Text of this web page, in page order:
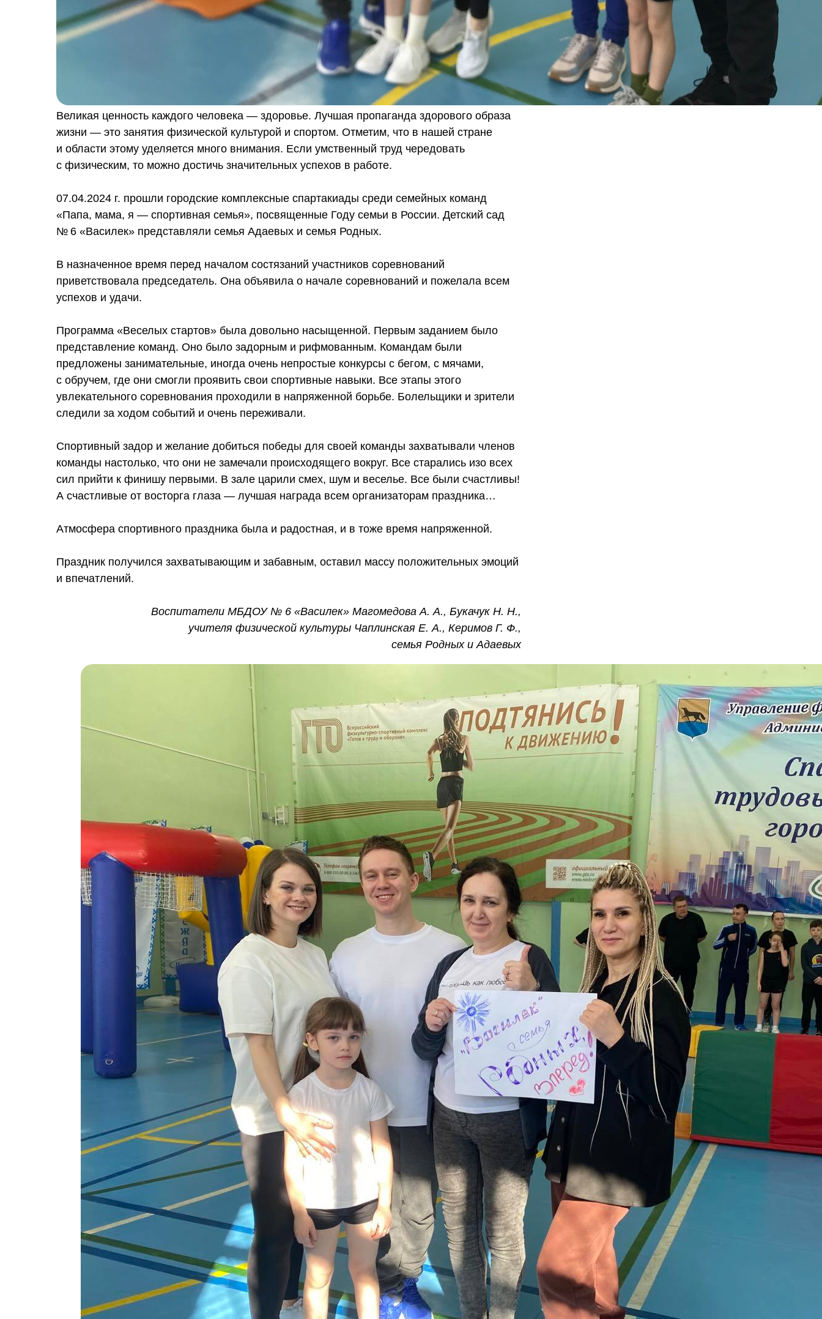
Великая ценность каждого человека — здоровье. Лучшая пропаганда здорового образа
жизни — это занятия физической культурой и спортом. Отметим, что в нашей стране
и области этому уделяется много внимания. Если умственный труд чередовать
с физическим, то можно достичь значительных успехов в работе.
07.04.2024 г. прошли городские комплексные спартакиады среди семейных команд
«Папа, мама, я — спортивная семья», посвященные Году семьи в России. Детский сад
№ 6 «Василек» представляли семья Адаевых и семья Родных.
В назначенное время перед началом состязаний участников соревнований
приветствовала председатель. Она объявила о начале соревнований и пожелала всем
успехов и удачи.
Программа «Веселых стартов» была довольно насыщенной. Первым заданием было
представление команд. Оно было задорным и рифмованным. Командам были
предложены занимательные, иногда очень непростые конкурсы с бегом, с мячами,
с обручем, где они смогли проявить свои спортивные навыки. Все этапы этого
увлекательного соревнования проходили в напряженной борьбе. Болельщики и зрители
следили за ходом событий и очень переживали.
Спортивный задор и желание добиться победы для своей команды захватывали членов
команды настолько, что они не замечали происходящего вокруг. Все старались изо всех
сил прийти к финишу первыми. В зале царили смех, шум и веселье. Все были счастливы!
А счастливые от восторга глаза — лучшая награда всем организаторам праздника…
Атмосфера спортивного праздника была и радостная, и в тоже время напряженной.
Праздник получился захватывающим и забавным, оставил массу положительных эмоций
и впечатлений.
Воспитатели МБДОУ № 6 «Василек» Магомедова А. А., Букачук Н. Н.,
учителя физической культуры Чаплинская Е. А., Керимов Г. Ф.,
семья Родных и Адаевых